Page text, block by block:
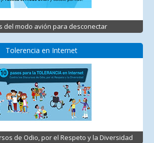
del modo avión para desconectar
Tolerencia en Internet
de Odio, por el Respeto y la Diversidad